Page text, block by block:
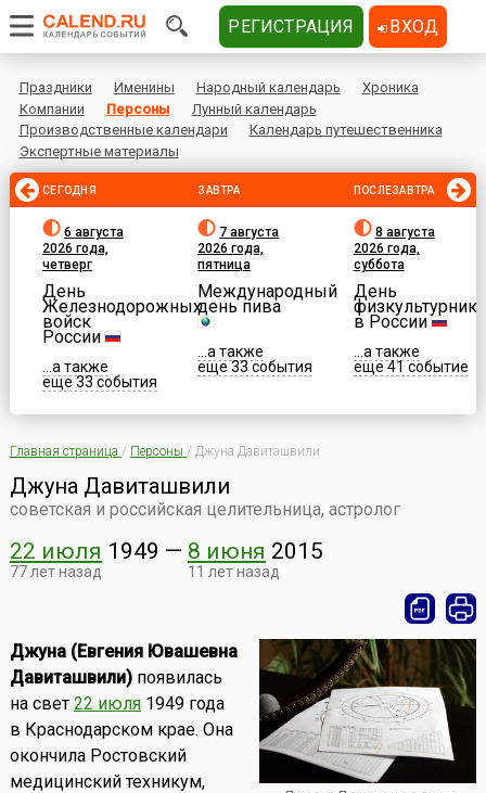
Праздники Именины Народный календарь
Хроника
Компании
Персоны
Лунный календарь
Производственные календари
Календарь путешественника
Экспертные материалы
СЕГОДНЯ
6 августа
2026 года,
четверг
День
Железнодорожных
войск
России
...а также
еще 33 события
ЗАВТРА
7 августа
2026 года,
пятница
Международный
день пива
...а также
еще 33 события
ПОСЛЕЗАВТРА
8 августа
2026 года,
суббота
День
физкультурника
в России
...а также
еще 41 событие
Главная страница / Персоны / Джуна Давиташвили
Джуна Давиташвили
советская и российская целительница, астролог
22 июля 1949
77 лет назад
— 8 июня 2015
11 лет назад
Джуна (Евгения Ювашевна
Давиташвили)появилась
на свет 22 июля1949 года
в Краснодарском крае. Она
окончила Ростовский
медицинский техникум,
РЕГИСТРАЦИЯ ВХОД